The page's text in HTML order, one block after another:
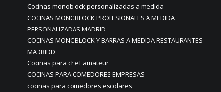
Cocinas monoblock personalizadas a medida
COCINAS MONOBLOCK PROFESIONALES A MEDIDA
PERSONALIZADAS MADRID
COCINAS MONOBLOCK Y BARRAS A MEDIDA RESTAURANTES
MADRIDD
Cocinas para chef amateur
COCINAS PARA COMEDORES EMPRESAS
cocinas para comedores escolares